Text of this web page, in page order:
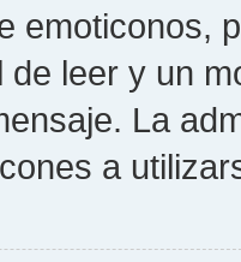
emoticonos,
leer y un
La
a